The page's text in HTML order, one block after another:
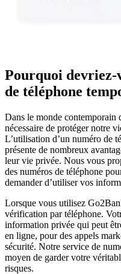
Pourquoi
de téléphone
Dans le monde contemporain
nécessaire de protéger notre
L’utilisation d’un numéro de
présente de nombreux
leur vie privée. Nous vous
des numéros de téléphone
demander d’utiliser vos
Lorsque vous utilisez
vérification par téléphone.
information privée qui peut
en ligne, pour des appels
sécurité. Notre service de
moyen de garder votre
risques.